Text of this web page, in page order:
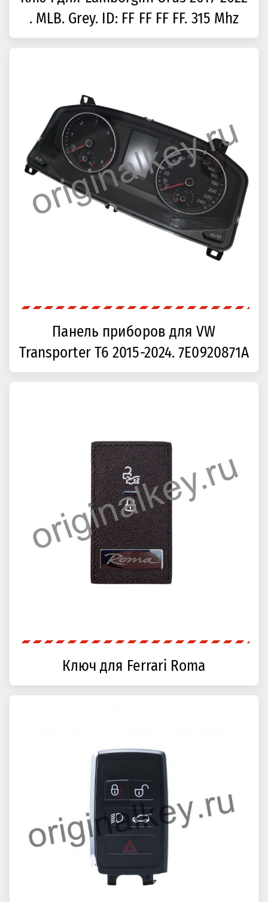
. MLB. Grey. ID: FF FF FF FF. 315 Mhz
Панель приборов для VW
Transporter T6 2015-2024. 7E0920871A
Ключ для Ferrari Roma